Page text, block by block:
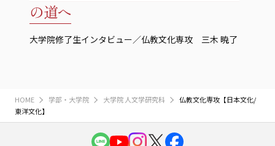
の道へ
大学院修了生インタビュー／仏教文化専攻 三木 暁了
HOME 学部・大学院 大学院 人文学研究科
仏教文化専攻【日本文化/
東洋文化】